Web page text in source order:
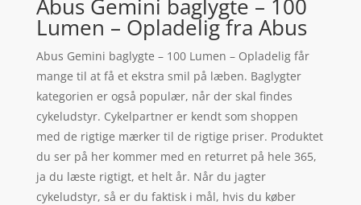
Abus Gemini baglygte – 100
Lumen – Opladelig fra Abus
Abus Gemini baglygte – 100 Lumen – Opladelig får
mange til at få et ekstra smil på læben. Baglygter
kategorien er også populær, når der skal findes
cykeludstyr. Cykelpartner er kendt som shoppen
med de rigtige mærker til de rigtige priser. Produktet
du ser på her kommer med en returret på hele 365,
ja du læste rigtigt, et helt år. Når du jagter
cykeludstyr, så er du faktisk i mål, hvis du køber